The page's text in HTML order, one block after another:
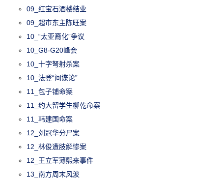
09_红宝石酒楼结业
09_超市东主陈旺案
10_“太亚裔化”争议
10_G8-G20峰会
10_十字弩射杀案
10_法登“间谍论”
11_包子铺命案
11_约大留学生柳乾命案
11_韩建国命案
12_刘冠华分尸案
12_林俊遭肢解惨案
12_王立军薄熙来事件
13_南方周末风波